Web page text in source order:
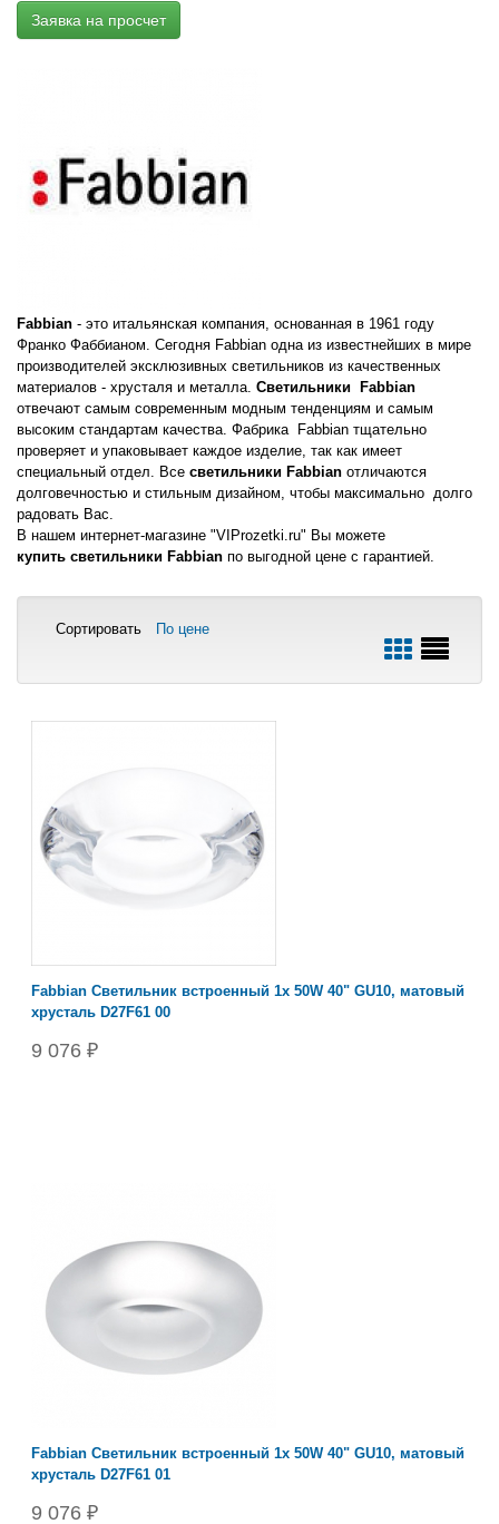
Заявка на просчет
Fabbian - это итальянская компания, основанная в 1961 году
Франко Фаббианом. Сегодня Fabbian одна из известнейших в мире
производителей эксклюзивных светильников из качественных
материалов - хрусталя и металла. Светильники Fabbian
отвечают самым современным модным тенденциям и самым
высоким стандартам качества. Фабрика Fabbian тщательно
проверяет и упаковывает каждое изделие, так как имеет
специальный отдел. Все светильники Fabbian отличаются
долговечностью и стильным дизайном, чтобы максимально долго
радовать Вас.
В нашем интернет-магазине "VIProzetki.ru" Вы можете
купить светильники Fabbian по выгодной цене с гарантией.
Сортировать По цене
Fabbian Светильник встроенный 1х 50W 40" GU10, матовый
хрусталь D27F61 00
9 076 ₽
Fabbian Светильник встроенный 1х 50W 40" GU10, матовый
хрусталь D27F61 01
9 076 ₽